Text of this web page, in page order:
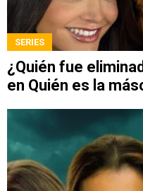
SERIES
¿Quién fue
en Quién es la